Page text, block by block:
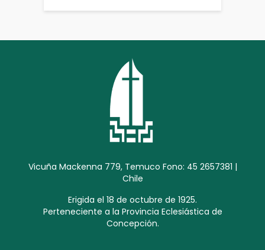
Vicuña Mackenna 779, Temuco Fono: 45 2657381 |
Chile
Erigida el 18 de octubre de 1925.
Perteneciente a la Provincia Eclesiástica de
Concepción.